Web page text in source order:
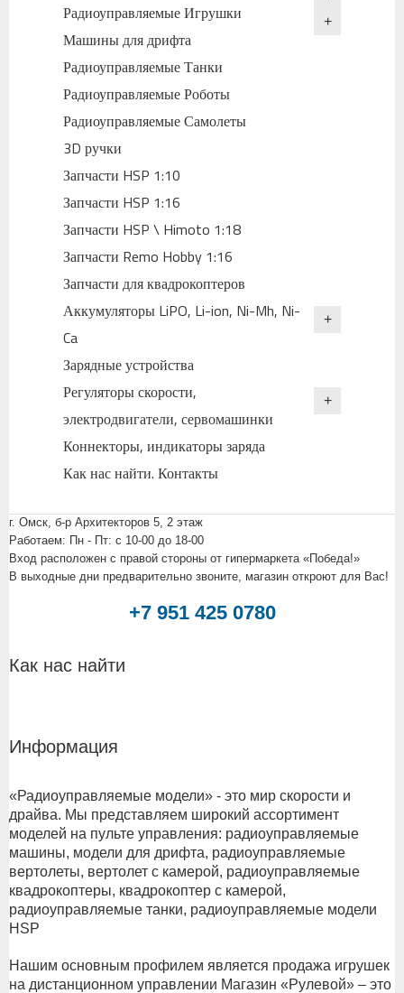
Радиоуправляемые Игрушки
Машины для дрифта
Радиоуправляемые Танки
Радиоуправляемые Роботы
Радиоуправляемые Самолеты
3D ручки
Запчасти HSP 1:10
Запчасти HSP 1:16
Запчасти HSP \ Himoto 1:18
Запчасти Remo Hobby 1:16
Запчасти для квадрокоптеров
Аккумуляторы LiPO, Li-ion, Ni-Mh, Ni-
Ca
Зарядные устройства
Регуляторы скорости,
электродвигатели, сервомашинки
Коннекторы, индикаторы заряда
Как нас найти. Контакты
г. Омск, б-р Архитекторов 5, 2 этаж
Работаем: Пн - Пт: c 10-00 до 18-00
Вход расположен с правой стороны от гипермаркета «Победа!»
В выходные дни предварительно звоните, магазин откроют для Вас!
+7 951 425 0780
Как нас найти
Информация
«Радиоуправляемые модели» - это мир скорости и
драйва. Мы представляем широкий ассортимент
моделей на пульте управления: радиоуправляемые
машины, модели для дрифта, радиоуправляемые
вертолеты, вертолет с камерой, радиоуправляемые
квадрокоптеры, квадрокоптер с камерой,
радиоуправляемые танки, радиоуправляемые модели
HSP
Нашим основным профилем является продажа игрушек
на дистанционном управлении Магазин «Рулевой» – это